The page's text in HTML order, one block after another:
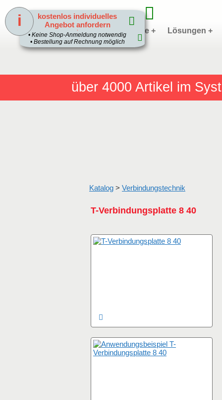
über 4000 Artikel im
Home Produkte + Lösungen +
Katalog > Verbindungstechnik
T-Verbindungsplatte 8 40
kostenlos individuelles
Angebot anfordern
1
• Keine Shop-Anmeldung notwendig
• Bestellung auf Rechnung möglich
i